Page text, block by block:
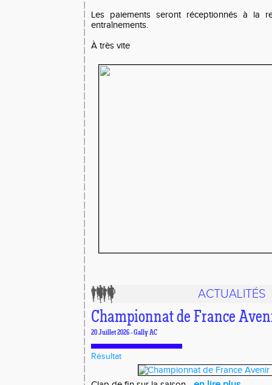
Les paiements seront réceptionnés à la
entraînements.
À très vite
ACTUALITÉS
Championnat de France
20 Juillet 2026 - Gally AC
Résultat